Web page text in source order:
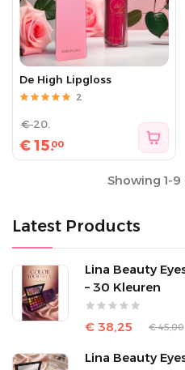
Latest Products
Lina Beauty
– 30 Kleuren
€ 38,25 € 45,00
Lina Beauty
De High Lipgloss
2
€15.00
€20.
Showing 1-